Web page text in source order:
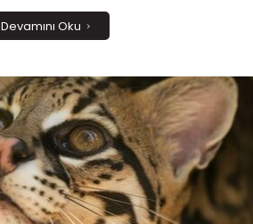
Brown kedilerinin kökenlerini, fiziksel
bakım ipuçlarını ve onları neden bu
özel kıldığını keşfedeceksiniz.
Devamını Oku